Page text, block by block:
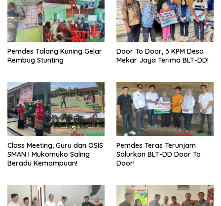
Pemdes Talang Kuning Gelar
Rembug Stunting
Door To Door, 3 KPM Desa
Mekar Jaya Terima BLT-DD!
Class Meeting, Guru dan OSIS
SMAN I Mukomuko Saling
Beradu Kemampuan!
Pemdes Teras Terunjam
Salurkan BLT-DD Door To
Door!